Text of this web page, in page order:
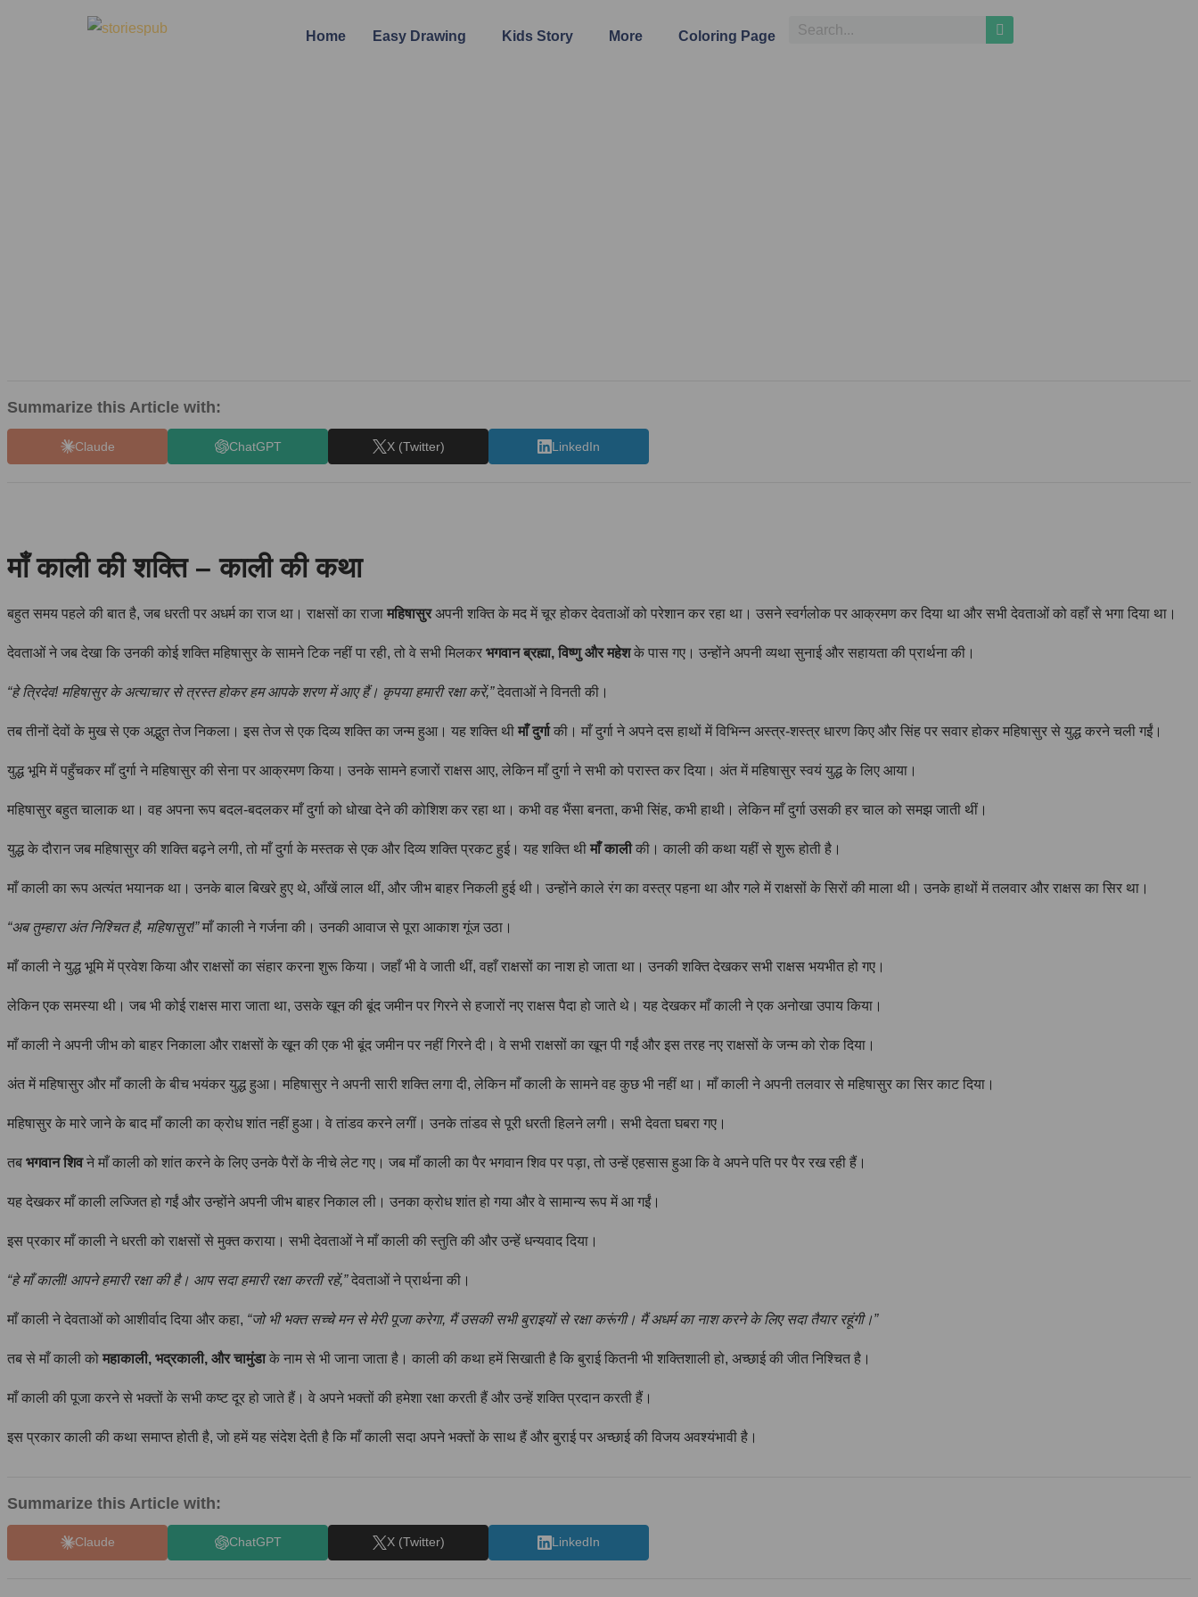
Home Easy Drawing Kids Story More Coloring Page
Summarize this Article with:
Claude ChatGPT X (Twitter) LinkedIn
माँ काली की शक्ति – काली की कथा
बहुत समय पहले की बात है, जब धरती पर अधर्म का राज था। राक्षसों का राजा महिषासुरअपनी शक्ति के मद में चूर होकर देवताओं को परेशान कर रहा था। उसने स्वर्गलोक पर आक्रमण कर दिया था और सभी देवताओं को वहाँ से भगा दिया था।
देवताओं ने जब देखा कि उनकी कोई शक्ति महिषासुर के सामने टिक नहीं पा रही, तो वे सभी मिलकर भगवान ब्रह्मा, विष्णु और महेशके पास गए। उन्होंने अपनी व्यथा सुनाई और सहायता की प्रार्थना की।
“हे त्रिदेव! महिषासुर के अत्याचार से त्रस्त होकर हम आपके शरण में आए हैं। कृपया हमारी रक्षा करें,”देवताओं ने विनती की।
तब तीनों देवों के मुख से एक अद्भुत तेज निकला। इस तेज से एक दिव्य शक्ति का जन्म हुआ। यह शक्ति थी माँ दुर्गाकी। माँ दुर्गा ने अपने दस हाथों में विभिन्न अस्त्र-शस्त्र धारण किए और सिंह पर सवार होकर महिषासुर से युद्ध करने चली गईं।
युद्ध भूमि में पहुँचकर माँ दुर्गा ने महिषासुर की सेना पर आक्रमण किया। उनके सामने हजारों राक्षस आए, लेकिन माँ दुर्गा ने सभी को परास्त कर दिया। अंत में महिषासुर स्वयं युद्ध के लिए आया।
महिषासुर बहुत चालाक था। वह अपना रूप बदल-बदलकर माँ दुर्गा को धोखा देने की कोशिश कर रहा था। कभी वह भैंसा बनता, कभी सिंह, कभी हाथी। लेकिन माँ दुर्गा उसकी हर चाल को समझ जाती थीं।
युद्ध के दौरान जब महिषासुर की शक्ति बढ़ने लगी, तो माँ दुर्गा के मस्तक से एक और दिव्य शक्ति प्रकट हुई। यह शक्ति थी माँ कालीकी। काली की कथा यहीं से शुरू होती है।
माँ काली का रूप अत्यंत भयानक था। उनके बाल बिखरे हुए थे, आँखें लाल थीं, और जीभ बाहर निकली हुई थी। उन्होंने काले रंग का वस्त्र पहना था और गले में राक्षसों के सिरों की माला थी। उनके हाथों में तलवार और राक्षस का सिर था।
“अब तुम्हारा अंत निश्चित है, महिषासुर!”माँ काली ने गर्जना की। उनकी आवाज से पूरा आकाश गूंज उठा।
माँ काली ने युद्ध भूमि में प्रवेश किया और राक्षसों का संहार करना शुरू किया। जहाँ भी वे जाती थीं, वहाँ राक्षसों का नाश हो जाता था। उनकी शक्ति देखकर सभी राक्षस भयभीत हो गए।
लेकिन एक समस्या थी। जब भी कोई राक्षस मारा जाता था, उसके खून की बूंद जमीन पर गिरने से हजारों नए राक्षस पैदा हो जाते थे। यह देखकर माँ काली ने एक अनोखा उपाय किया।
माँ काली ने अपनी जीभ को बाहर निकाला और राक्षसों के खून की एक भी बूंद जमीन पर नहीं गिरने दी। वे सभी राक्षसों का खून पी गईं और इस तरह नए राक्षसों के जन्म को रोक दिया।
अंत में महिषासुर और माँ काली के बीच भयंकर युद्ध हुआ। महिषासुर ने अपनी सारी शक्ति लगा दी, लेकिन माँ काली के सामने वह कुछ भी नहीं था। माँ काली ने अपनी तलवार से महिषासुर का सिर काट दिया।
महिषासुर के मारे जाने के बाद माँ काली का क्रोध शांत नहीं हुआ। वे तांडव करने लगीं। उनके तांडव से पूरी धरती हिलने लगी। सभी देवता घबरा गए।
तब भगवान शिवने माँ काली को शांत करने के लिए उनके पैरों के नीचे लेट गए। जब माँ काली का पैर भगवान शिव पर पड़ा, तो उन्हें एहसास हुआ कि वे अपने पति पर पैर रख रही हैं।
यह देखकर माँ काली लज्जित हो गईं और उन्होंने अपनी जीभ बाहर निकाल ली। उनका क्रोध शांत हो गया और वे सामान्य रूप में आ गईं।
इस प्रकार माँ काली ने धरती को राक्षसों से मुक्त कराया। सभी देवताओं ने माँ काली की स्तुति की और उन्हें धन्यवाद दिया।
“हे माँ काली! आपने हमारी रक्षा की है। आप सदा हमारी रक्षा करती रहें,”देवताओं ने प्रार्थना की।
माँ काली ने देवताओं को आशीर्वाद दिया और कहा, “जो भी भक्त सच्चे मन से मेरी पूजा करेगा, मैं उसकी सभी बुराइयों से रक्षा करूंगी। मैं अधर्म का नाश करने के लिए सदा तैयार रहूंगी।”
तब से माँ काली को महाकाली, भद्रकाली, और चामुंडाके नाम से भी जाना जाता है। काली की कथा हमें सिखाती है कि बुराई कितनी भी शक्तिशाली हो, अच्छाई की जीत निश्चित है।
माँ काली की पूजा करने से भक्तों के सभी कष्ट दूर हो जाते हैं। वे अपने भक्तों की हमेशा रक्षा करती हैं और उन्हें शक्ति प्रदान करती हैं।
इस प्रकार काली की कथा समाप्त होती है, जो हमें यह संदेश देती है कि माँ काली सदा अपने भक्तों के साथ हैं और बुराई पर अच्छाई की विजय अवश्यंभावी है।
Summarize this Article with:
Claude ChatGPT X (Twitter) LinkedIn